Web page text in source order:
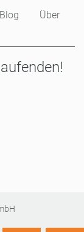
Blog
Über